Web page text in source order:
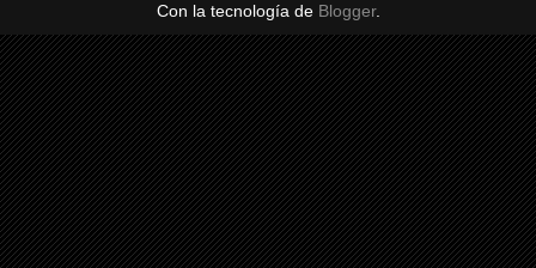
Con la tecnología de Blogger.